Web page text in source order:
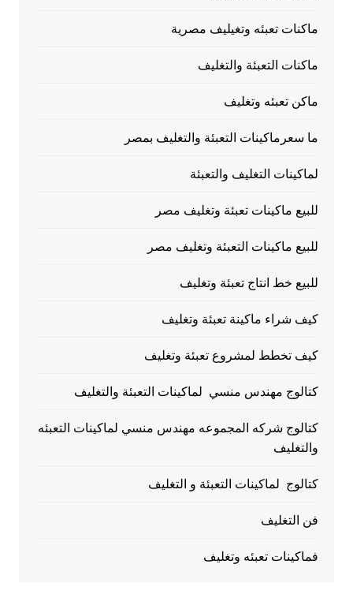
ماكنات تعبئه وتغيليف مصرية
ماكنات التعبئة والتغليف
ماكن تعبئه وتغليف
ما سعرماكينات التعبئة والتغليف بمصر
لماكينات التغليف والتعبئة
للبيع ماكينات تعبئة وتغليف مصر
للبيع ماكينات التعبئة وتغليف مصر
للبيع خط انتاج تعبئة وتغليف
كيف شراء ماكينة تعبئة وتغليف
كيف تخطط لمشروع تعبئة وتغليف
كتالوج مهندس منسي لماكينات التعبئة والتغليف
كتالوج شركه المجموعه مهندس منسي لماكينات التعبئه
والتغليف
كتالوج لماكينات التعبئة و التغليف
فن التغليف
فماكينات تعبئه وتغليف